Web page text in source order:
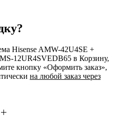
Hisense AMW-42U4SE +
12UR4SVEDB65 в Корзину,
кнопку «Оформить заказ»,
на любой заказ через